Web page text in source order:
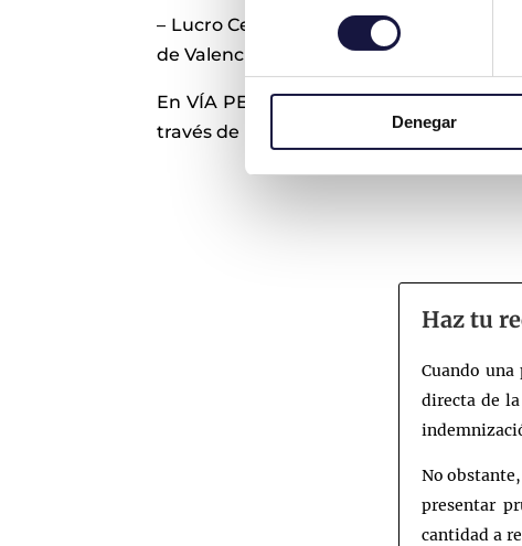
consentimiento
Denegar
– Lucro Cesante por retraso en la
de Valencia.
En VÍA PERICIALanalizamos
través de un informe pericial y le
Haz tu
Cuando
directa de
No
presentar
cantidad a